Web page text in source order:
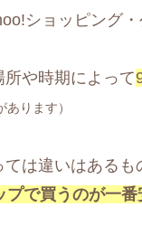
ショッピング
や時期によって
ります）
は違いはある
プで買うのが一番